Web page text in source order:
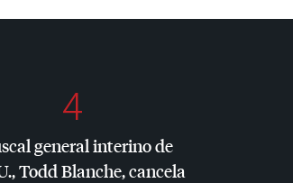
4
general interino de
Todd Blanche, cancela